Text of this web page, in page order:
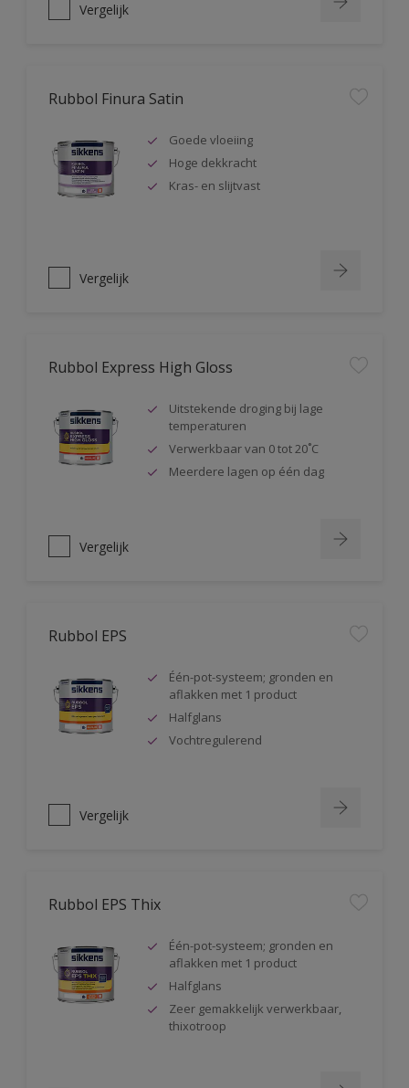
Vergelijk
Rubbol Finura Satin
Goede vloeiing
Hoge dekkracht
Kras- en slijtvast
Vergelijk
Rubbol Express High Gloss
Uitstekende droging bij lage
temperaturen
Verwerkbaar van 0 tot 20˚C
Meerdere lagen op één dag
Vergelijk
Rubbol EPS
Één-pot-systeem; gronden en
aflakken met 1 product
Halfglans
Vochtregulerend
Vergelijk
Rubbol EPS Thix
Één-pot-systeem; gronden en
aflakken met 1 product
Halfglans
Zeer gemakkelijk verwerkbaar,
thixotroop